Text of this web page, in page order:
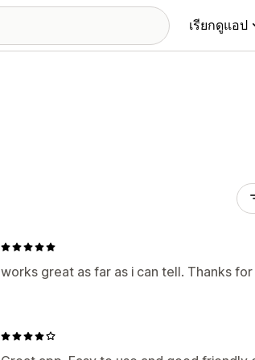
เรียกดูแอป
works great as far as i can tell. Thanks